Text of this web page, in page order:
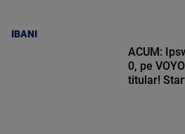
IBANI
ACUM:
0, pe
titular!